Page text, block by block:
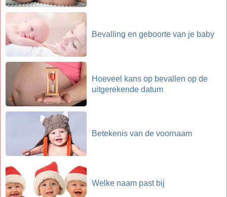
Bevalling en geboorte van je baby
Hoeveel kans op bevallen op de
uitgerekende datum
Betekenis van de voornaam
Welke naam past bij